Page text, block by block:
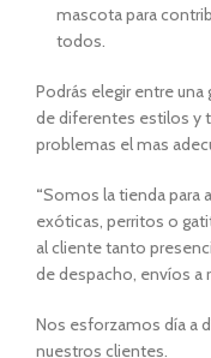
mascota para
todos.
Podrás elegir entre
de diferentes estilos y
problemas el mas
“Somos la tienda para
exóticas, perritos o
al cliente tanto
de despacho, envíos a
Nos esforzamos día a
nuestros clientes.